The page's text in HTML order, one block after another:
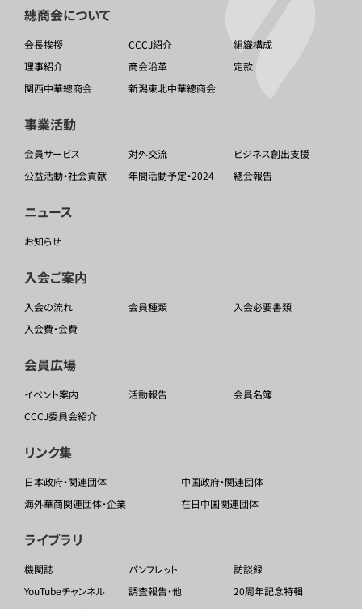
總商会について
会長挨拶 CCCJ紹介
組織構成
理事紹介
商会沿革
定款
関西中華總商会
新潟東北中華總商会
事業活動
会員サービス 対外交流
ビジネス創出支援
公益活動・社会貢献
年間活動予定・2024 總会報告
ニュース
お知らせ
入会ご案内
入会の流れ 会員種類
入会必要書類
入会費・会費
会員広場
イベント案内 活動報告
会員名簿
CCCJ委員会紹介
リンク集
日本政府・関連団体
中国政府・関連団体
海外華商関連団体・企業
在日中国関連団体
ライブラリ
機関誌 パンフレット
訪談録
YouTubeチャンネル
調査報告・他
20周年記念特輯